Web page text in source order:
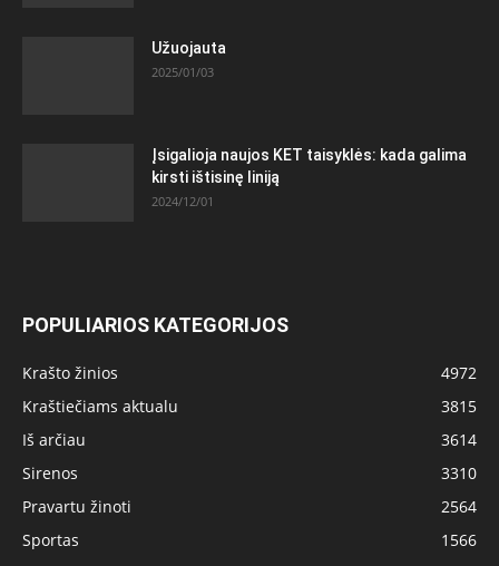
Užuojauta
2025/01/03
Įsigalioja naujos KET taisyklės: kada galima
kirsti ištisinę liniją
2024/12/01
POPULIARIOS KATEGORIJOS
Krašto žinios
4972
Kraštiečiams aktualu
3815
Iš arčiau
3614
Sirenos
3310
Pravartu žinoti
2564
Sportas
1566